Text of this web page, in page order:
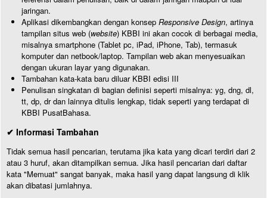
jaringan.
Aplikasi dikembangkan dengan konsep Responsive Design, artinya
tampilan situs web (website) KBBI ini akan cocok di berbagai media,
misalnya smartphone (Tablet pc, iPad, iPhone, Tab), termasuk
komputer dan netbook/laptop. Tampilan web akan menyesuaikan
dengan ukuran layar yang digunakan.
Tambahan kata-kata baru diluar KBBI edisi III
Penulisan singkatan di bagian definisi seperti misalnya: yg, dng, dl,
tt, dp, dr dan lainnya ditulis lengkap, tidak seperti yang terdapat di
KBBI PusatBahasa.
✔ Informasi Tambahan
Tidak semua hasil pencarian, terutama jika kata yang dicari terdiri dari 2
atau 3 huruf, akan ditampilkan semua. Jika hasil pencarian dari daftar
kata "Memuat" sangat banyak, maka hasil yang dapat langsung di klik
akan dibatasi jumlahnya.